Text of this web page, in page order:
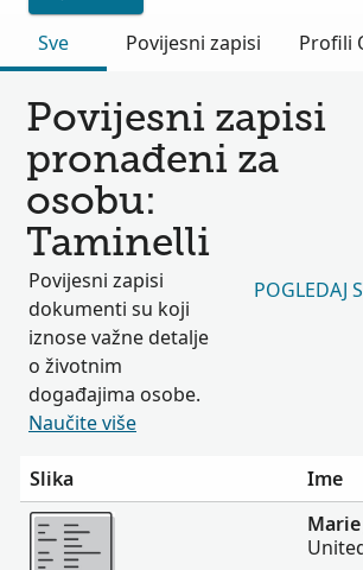
Sve
Povijesni zapisi Profili
Povijesni zapisi
pronađeni za
osobu:
Taminelli
Povijesni zapisi
dokumenti su koji
iznose važne detalje
o životnim
događajima osobe.
Naučite više
POGLEDAJ
Slika
Ime
Više